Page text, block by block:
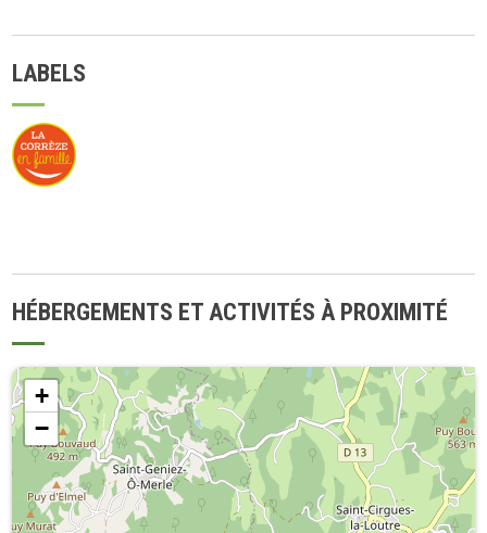
LABELS
HÉBERGEMENTS ET ACTIVITÉS À PROXIMITÉ
+
−